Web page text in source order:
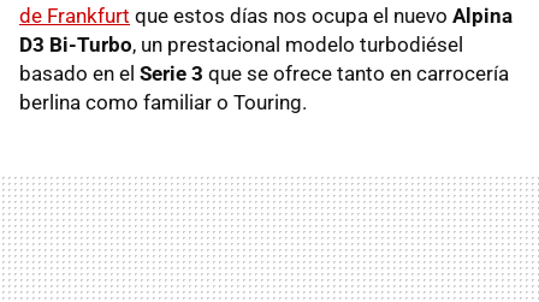
de Frankfurt que estos días nos ocupa el nuevo Alpina
D3 Bi-Turbo, un prestacional modelo turbodiésel
basado en el Serie 3 que se ofrece tanto en carrocería
berlina como familiar o Touring.